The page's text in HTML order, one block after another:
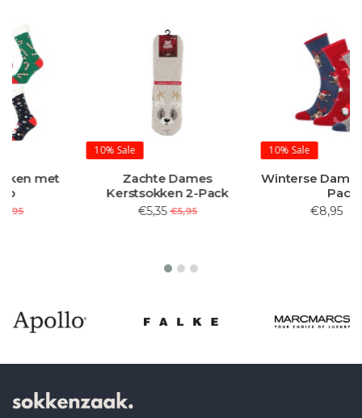
Zachte Dames
Kerstsokken 2-Pack
Winterse Damessokken 3-